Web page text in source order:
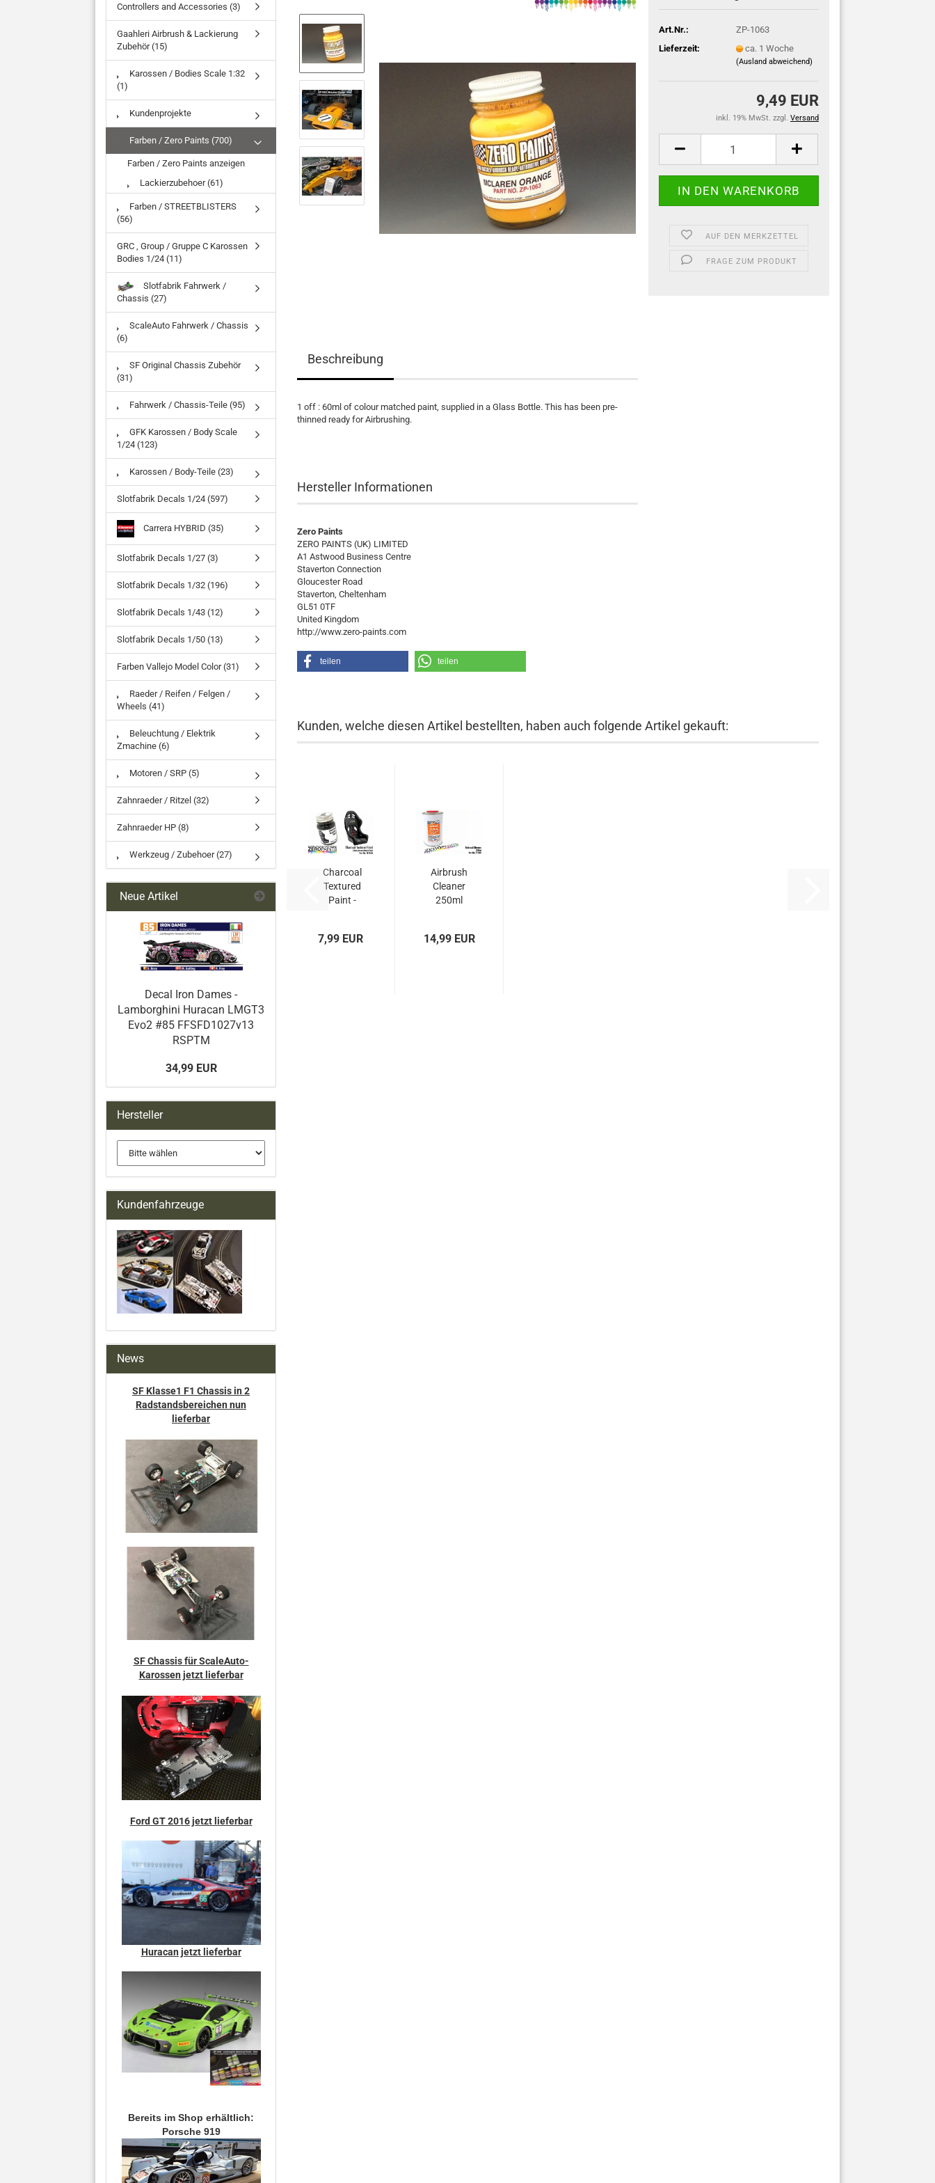
Art.Nr.:
ZP-1063
Lieferzeit:
ca. 1 Woche
(Ausland abweichend)
9,49 EUR
inkl. 19% MwSt. zzgl. Versand
AUF DEN MERKZETTEL
FRAGE ZUM PRODUKT
Beschreibung
1 off : 60ml of colour matched paint, supplied in a Glass Bottle. This has been pre-
thinned ready for Airbrushing.
Hersteller Informationen
Zero Paints
ZERO PAINTS (UK) LIMITED
A1 Astwood Business Centre
Staverton Connection
Gloucester Road
Staverton, Cheltenham
GL51 0TF
United Kingdom
http://www.zero-paints.com
teilen teilen
Kunden, welche diesen Artikel bestellten, haben auch folgende Artikel gekauft:
Charcoal
Textured
Paint -
7,99 EUR
Airbrush
Cleaner
250ml
14,99 EUR
Controllers and Accessories (3)
Gaahleri Airbrush & Lackierung
Zubehör (15)
Karossen / Bodies Scale 1:32
(1)
Kundenprojekte
Farben / Zero Paints (700)
Farben / Zero Paints anzeigen
Lackierzubehoer (61)
Farben / STREETBLISTERS
(56)
GRC , Group / Gruppe C Karossen
Bodies 1/24 (11)
Slotfabrik Fahrwerk /
Chassis (27)
ScaleAuto Fahrwerk / Chassis
(6)
SF Original Chassis Zubehör
(31)
Fahrwerk / Chassis-Teile (95)
GFK Karossen / Body Scale
1/24 (123)
Karossen / Body-Teile (23)
Slotfabrik Decals 1/24 (597)
Carrera HYBRID (35)
Slotfabrik Decals 1/27 (3)
Slotfabrik Decals 1/32 (196)
Slotfabrik Decals 1/43 (12)
Slotfabrik Decals 1/50 (13)
Farben Vallejo Model Color (31)
Raeder / Reifen / Felgen /
Wheels (41)
Beleuchtung / Elektrik
Zmachine (6)
Motoren / SRP (5)
Zahnraeder / Ritzel (32)
Zahnraeder HP (8)
Werkzeug / Zubehoer (27)
Neue Artikel
Decal Iron Dames -
Lamborghini Huracan LMGT3
Evo2 #85 FFSFD1027v13
RSPTM
34,99 EUR
Hersteller
Kundenfahrzeuge
News
SF Klasse1 F1 Chassis in 2
Radstandsbereichen nun
lieferbar
SF Chassis für ScaleAuto-
Karossen jetzt lieferbar
Ford GT 2016 jetzt lieferbar
Huracan jetzt lieferbar
Bereits im Shop erhältlich:
Porsche 919